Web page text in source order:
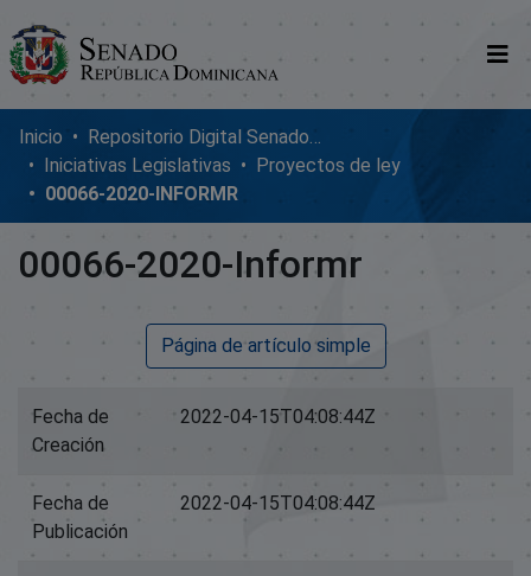
Comunidades
Glosario
Nosotros
Inicio
Repositorio Digital SenadoRD
Iniciativas Legislativas
Proyectos de ley
00066-2020-INFORMR
00066-2020-Informr
Página de artículo simple
Fecha de
Creación
2022-04-15T04:08:44Z
Fecha de
Publicación
2022-04-15T04:08:44Z